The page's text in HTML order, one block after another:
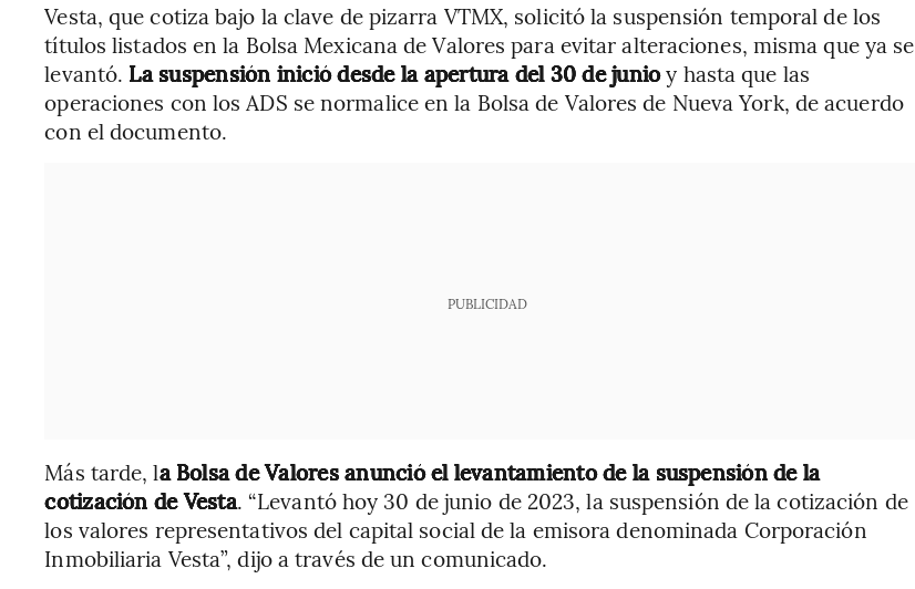
Vesta, que cotiza bajo la clave de pizarra VTMX, solicitó la suspensión temporal de los
títulos listados en la Bolsa Mexicana de Valores para evitar alteraciones, misma que ya se
levantó. La suspensión inició desde la apertura del 30 de junioy hasta que las
operaciones con los ADS se normalice en la Bolsa de Valores de Nueva York, de acuerdo
con el documento.
PUBLICIDAD
Más tarde, la Bolsa de Valores anunció el levantamiento de la suspensión de la
cotización de Vesta. “Levantó hoy 30 de junio de 2023, la suspensión de la cotización de
los valores representativos del capital social de la emisora denominada Corporación
Inmobiliaria Vesta”, dijo a través de un comunicado.